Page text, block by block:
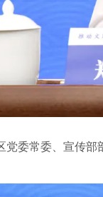
党委常委、宣传部